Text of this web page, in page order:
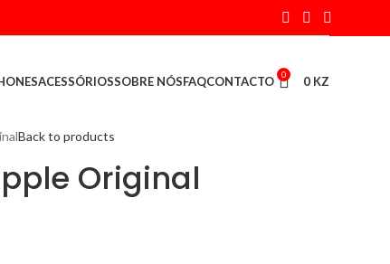
ACESSÓRIOSSOBRE NÓSFAQCONTACTO 0 0 KZ
Back to products
Original